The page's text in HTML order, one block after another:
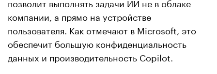
компании, а прямо на устройстве
пользователя. Как отмечают в Microsoft, это
обеспечит большую конфиденциальность
данных и производительность Copilot.